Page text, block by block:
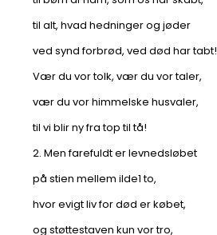
til alt, hvad hedninger og jøder
ved synd forbrød, ved død har tabt!
Vær du vor tolk, vær du vor taler,
vær du vor himmelske husvaler,
til vi blir ny fra top til tå!
2. Men farefuldt er levnedsløbet
på stien mellem ilde1 to,
hvor evigt liv for død er købet,
og støttestaven kun vor tro,